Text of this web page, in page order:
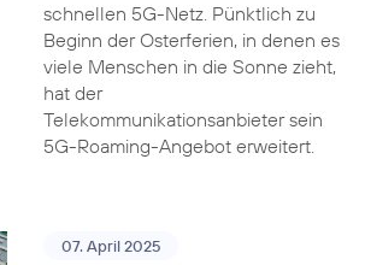
schnellen 5G-Netz. Pünktlich zu
Beginn der Osterferien, in denen es
viele Menschen in die Sonne zieht,
hat der
Telekommunikationsanbieter sein
5G-Roaming-Angebot erweitert.
07. April 2025